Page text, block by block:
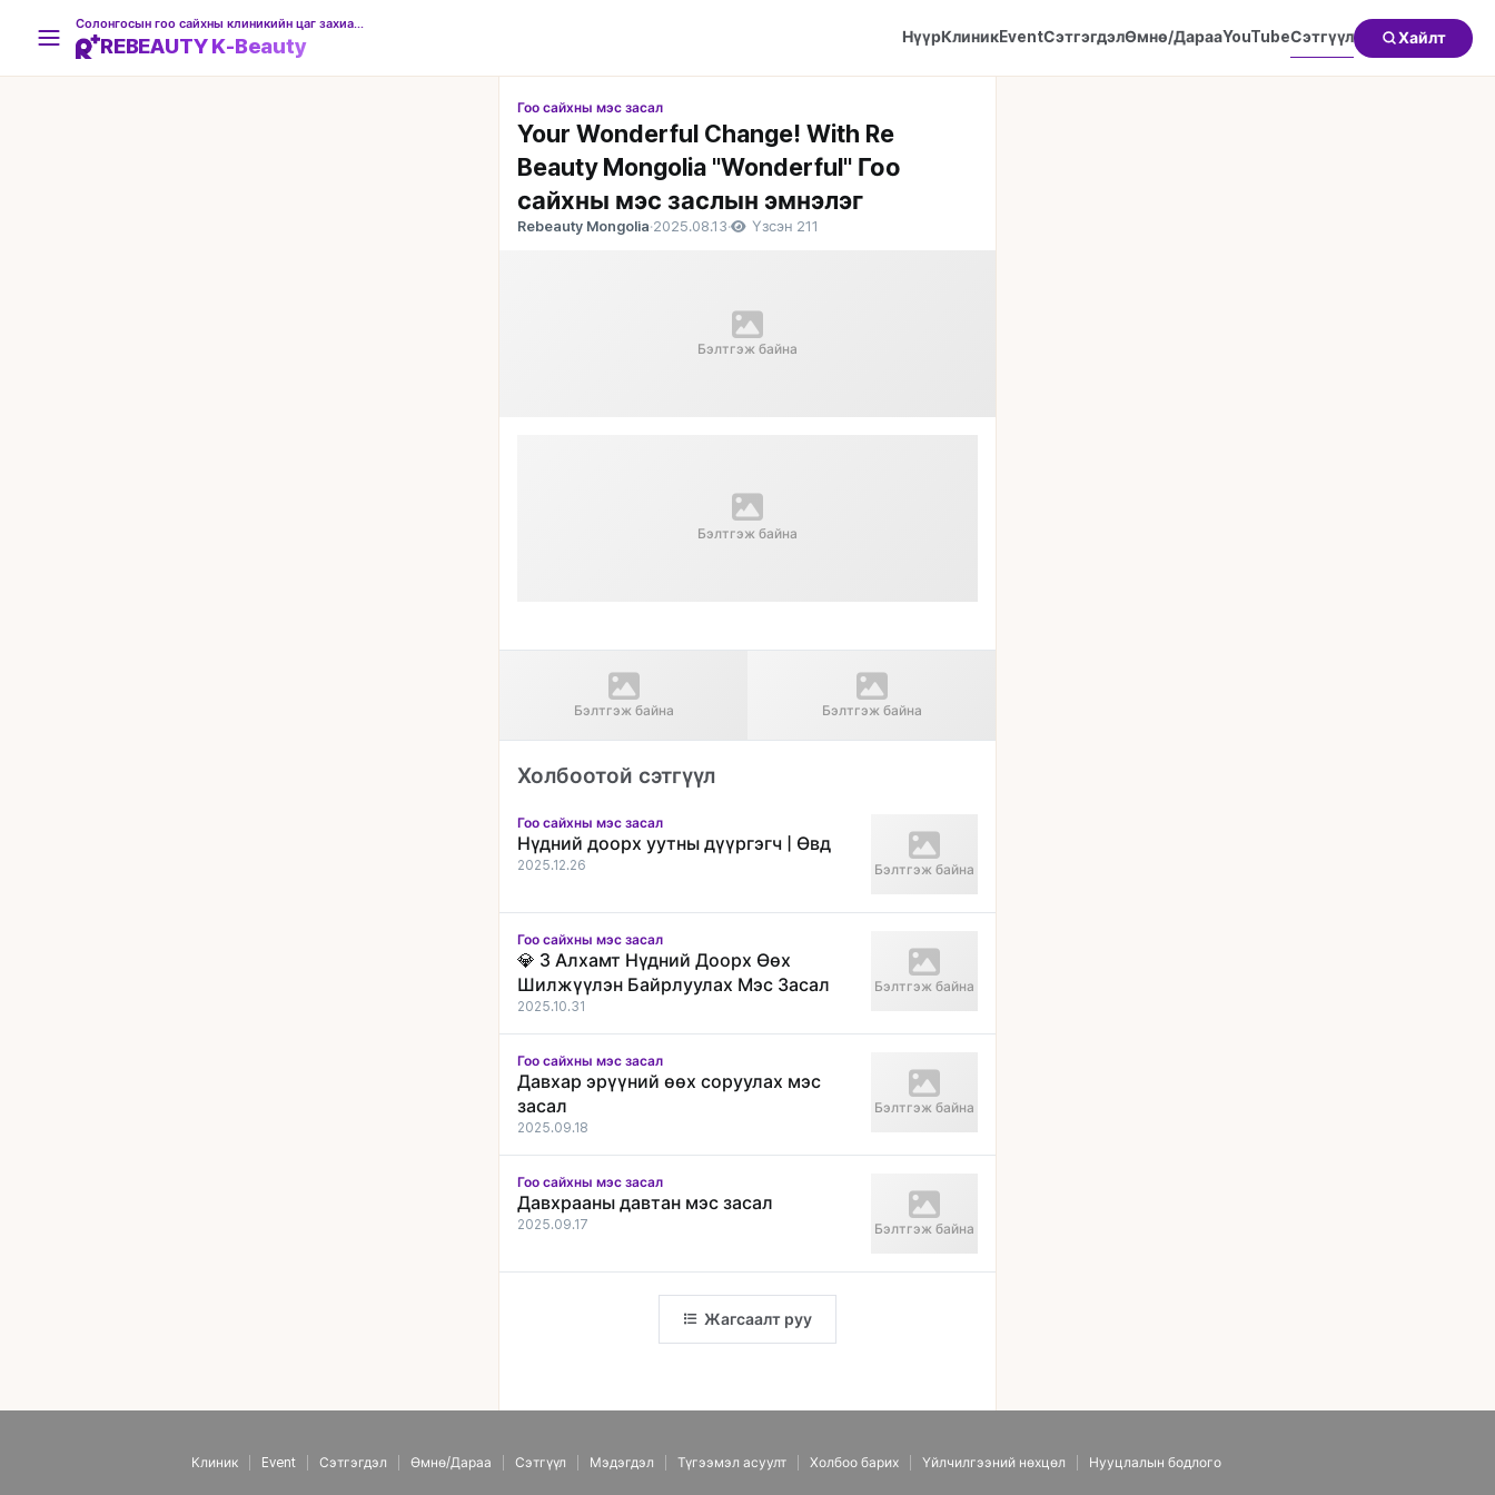
REBEAUTY K-Beauty НүүрКлиникEventСэтгэгдэлӨмнө/ДарааYouTubeСэтгүүл Хайлт
Гоо сайхны мэс засал
Your Wonderful Change! With Re
Beauty Mongolia "Wonderful" Гоо
сайхны мэс заслын эмнэлэг
Rebeauty Mongolia·2025.08.13· Үзсэн 211
Бэлтгэж байна
Бэлтгэж байна
Өмнөх нийтлэл
Давхраа хийлгэсний дараах
Бэлтгэж байна
Дараагийн нийтлэл
Хараа булаам сайхан харц "
Your Wonderful Change! With
Бэлтгэж байна
Холбоотой сэтгүүл
Гоо сайхны мэс засал
Нүдний доорх уутны дүүргэгч | Өвд
2025.12.26 Бэлтгэж байна
Гоо сайхны мэс засал
💎 3 Алхамт Нүдний Доорх Өөх
Шилжүүлэн Байрлуулах Мэс Засал
2025.10.31
Бэлтгэж байна
Гоо сайхны мэс засал
Давхар эрүүний өөх соруулах мэс
засал
2025.09.18
Бэлтгэж байна
Гоо сайхны мэс засал
Давхрааны давтан мэс засал
2025.09.17 Бэлтгэж байна
Жагсаалт руу
Клиник Event Сэтгэгдэл Өмнө/Дараа Сэтгүүл Мэдэгдэл Түгээмэл асуулт Холбоо барих Үйлчилгээний нөхцөл Нууцлалын бодлого